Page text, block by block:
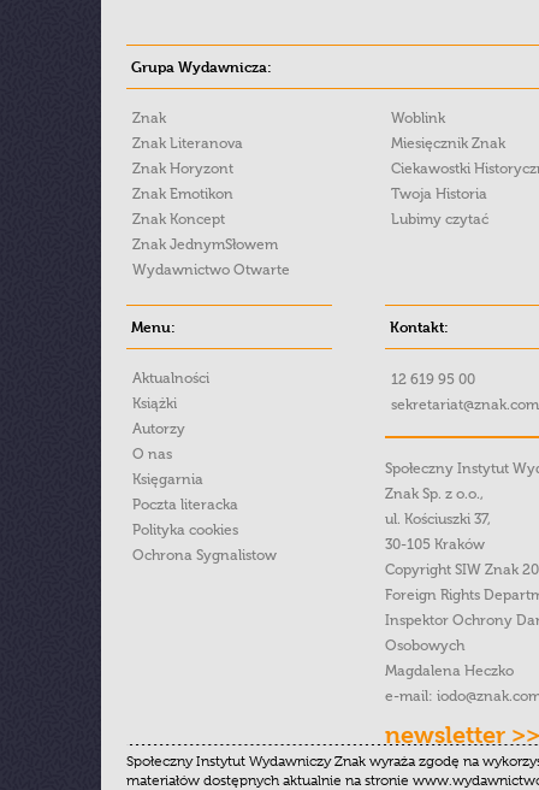
Grupa Wydawnicza:
Znak
Znak Literanova
Znak Horyzont
Znak Emotikon
Znak Koncept
Znak JednymSłowem
Wydawnictwo Otwarte
Woblink
Miesięcznik Znak
Ciekawostki
Twoja Historia
Lubimy czytać
Menu:
Aktualności
Książki
Autorzy
O nas
Księgarnia
Poczta literacka
Polityka cookies
Ochrona Sygnalistow
Kontakt:
12 619 95 00
Społeczny Instytut
Znak Sp. z o.o.,
ul. Kościuszki 37,
30-105 Kraków
Copyright SIW Znak
Foreign Rights
Inspektor Ochrony
Osobowych
Magdalena Heczko
e-mail:
newsletter >>
Społeczny Instytut Wydawniczy Znak wyraża zgodę na
materiałów dostępnych aktualnie na stronie